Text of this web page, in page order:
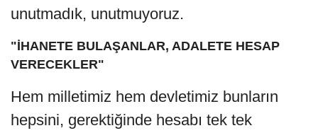
unutmadık, unutmuyoruz.
"İHANETE BULAŞANLAR, ADALETE HESAP
VERECEKLER"
Hem milletimiz hem devletimiz bunların
hepsini, gerektiğinde hesabı tek tek